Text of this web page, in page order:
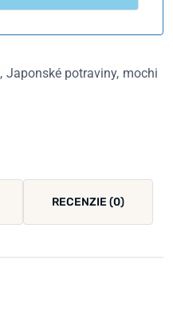
Japonské potraviny mochi
RECENZIE (0)